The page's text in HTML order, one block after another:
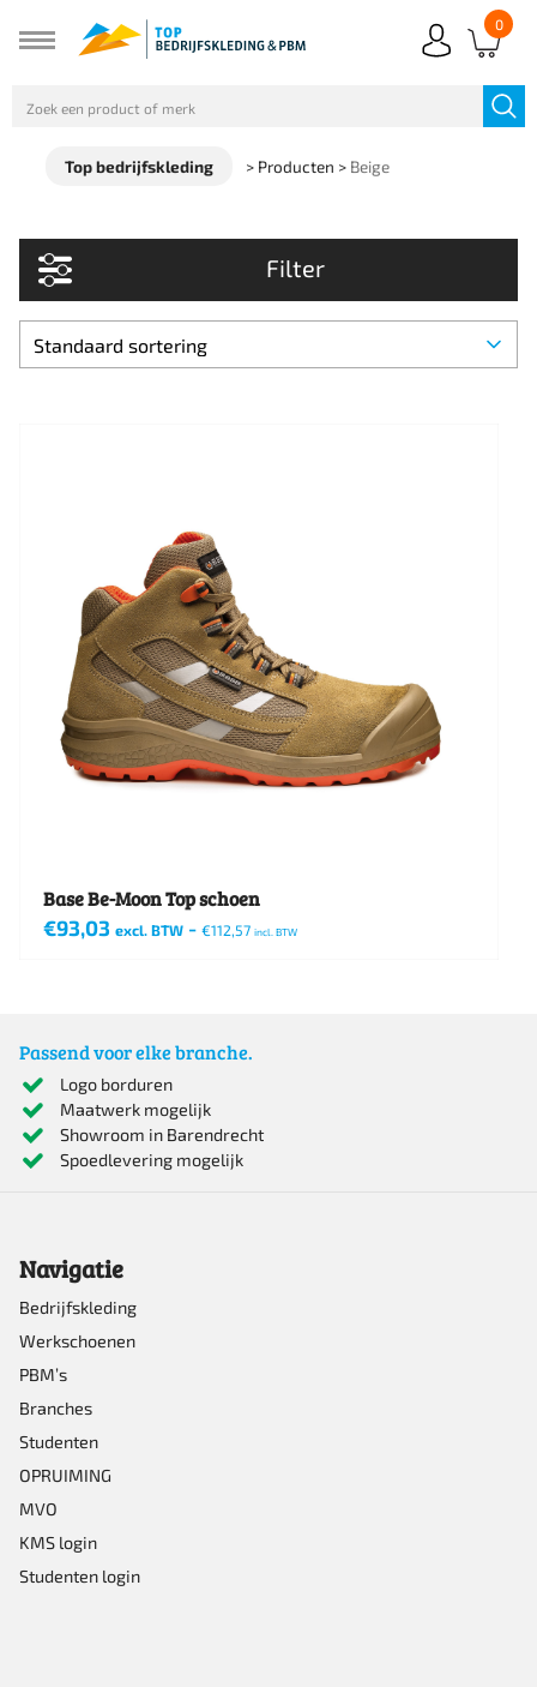
0
Top bedrijfskleding > Producten > Beige
Filter
Base Be-Moon Top schoen
€93,03 excl. BTW - €112,57 incl. BTW
meerdere
variaties.
Deze
gekozen
worden
op
de
productpagina
Passend voor elke branche.
Logo borduren
Maatwerk mogelijk
Showroom in Barendrecht
Spoedlevering mogelijk
Navigatie
Bedrijfskleding
Werkschoenen
PBM’s
Branches
Studenten
OPRUIMING
MVO
KMS login
Studenten login